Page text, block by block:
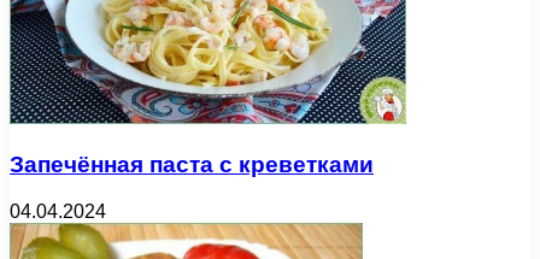
Запечённая паста с креветками
04.04.2024